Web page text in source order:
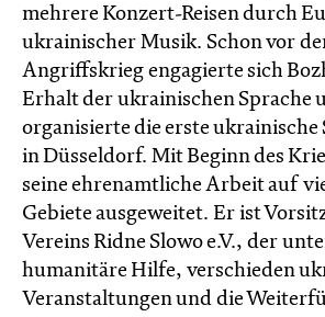
mehrere Konzert-Reisen durch
ukrainischer Musik. Schon vor
Angriffskrieg engagierte sich
Erhalt der ukrainischen Sprache
organisierte die erste ukrainische
in Düsseldorf. Mit Beginn des
seine ehrenamtliche Arbeit auf
Gebiete ausgeweitet. Er ist
Vereins Ridne Slowo e.V., der
humanitäre Hilfe, verschieden
Veranstaltungen und die